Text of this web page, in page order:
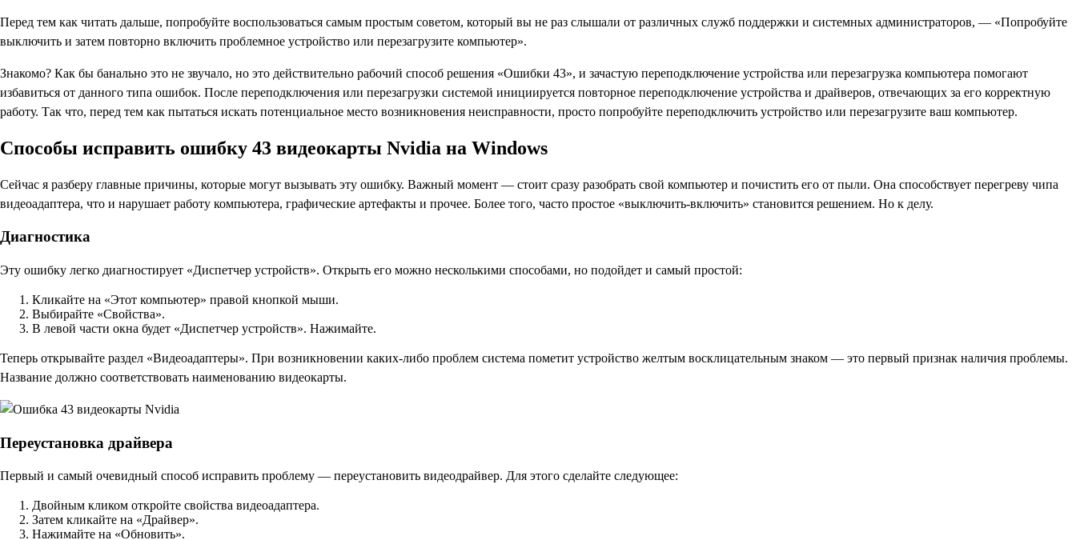
Перед тем как читать дальше, попробуйте воспользоваться самым простым советом, который вы не раз слышали от различных служб поддержки и системных администраторов, — «Попробуйте
выключить и затем повторно включить проблемное устройство или перезагрузите компьютер».
Знакомо? Как бы банально это не звучало, но это действительно рабочий способ решения «Ошибки 43», и зачастую переподключение устройства или перезагрузка компьютера помогают
избавиться от данного типа ошибок. После переподключения или перезагрузки системой инициируется повторное переподключение устройства и драйверов, отвечающих за его корректную
работу. Так что, перед тем как пытаться искать потенциальное место возникновения неисправности, просто попробуйте переподключить устройство или перезагрузите ваш компьютер.
Способы исправить ошибку 43 видеокарты Nvidia на Windows
Сейчас я разберу главные причины, которые могут вызывать эту ошибку. Важный момент — стоит сразу разобрать свой компьютер и почистить его от пыли. Она способствует перегреву чипа
видеоадаптера, что и нарушает работу компьютера, графические артефакты и прочее. Более того, часто простое «выключить-включить» становится решением. Но к делу.
Диагностика
Эту ошибку легко диагностирует «Диспетчер устройств». Открыть его можно несколькими способами, но подойдет и самый простой:
Кликайте на «Этот компьютер» правой кнопкой мыши.
Выбирайте «Свойства».
В левой части окна будет «Диспетчер устройств». Нажимайте.
Теперь открывайте раздел «Видеоадаптеры». При возникновении каких-либо проблем система пометит устройство желтым восклицательным знаком — это первый признак наличия проблемы.
Название должно соответствовать наименованию видеокарты.
Переустановка драйвера
Первый и самый очевидный способ исправить проблему — переустановить видеодрайвер. Для этого сделайте следующее:
Двойным кликом откройте свойства видеоадаптера.
Затем кликайте на «Драйвер».
Нажимайте на «Обновить».